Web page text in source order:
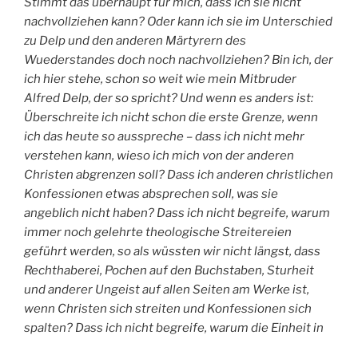
nachvollziehen kann? Oder kann ich sie im Unterschied
zu Delp und den anderen Märtyrern des
Wuederstandes doch noch nachvollziehen? Bin ich, der
ich hier stehe, schon so weit wie mein Mitbruder
Alfred Delp, der so spricht? Und wenn es anders ist:
Überschreite ich nicht schon die erste Grenze, wenn
ich das heute so ausspreche – dass ich nicht mehr
verstehen kann, wieso ich mich von der anderen
Christen abgrenzen soll? Dass ich anderen christlichen
Konfessionen etwas absprechen soll, was sie
angeblich nicht haben? Dass ich nicht begreife, warum
immer noch gelehrte theologische Streitereien
geführt werden, so als wüssten wir nicht längst, dass
Rechthaberei, Pochen auf den Buchstaben, Sturheit
und anderer Ungeist auf allen Seiten am Werke ist,
wenn Christen sich streiten und Konfessionen sich
spalten? Dass ich nicht begreife, warum die Einheit in